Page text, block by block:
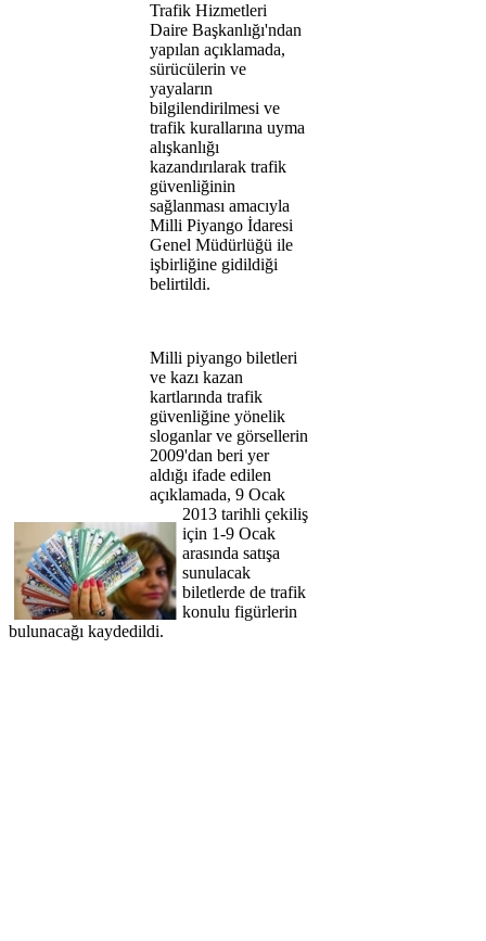
Trafik Hizmetleri
Daire Başkanlığı'ndan
yapılan açıklamada,
sürücülerin ve
yayaların
bilgilendirilmesi ve
trafik kurallarına uyma
alışkanlığı
kazandırılarak trafik
güvenliğinin
sağlanması amacıyla
Milli Piyango İdaresi
Genel Müdürlüğü ile
işbirliğine gidildiği
belirtildi.
Milli piyango biletleri
ve kazı kazan
kartlarında trafik
güvenliğine yönelik
sloganlar ve görsellerin
2009'dan beri yer
aldığı ifade edilen
açıklamada, 9 Ocak
2013 tarihli çekiliş
için 1-9 Ocak
arasında satışa
sunulacak
biletlerde de trafik
konulu figürlerin
bulunacağı kaydedildi.